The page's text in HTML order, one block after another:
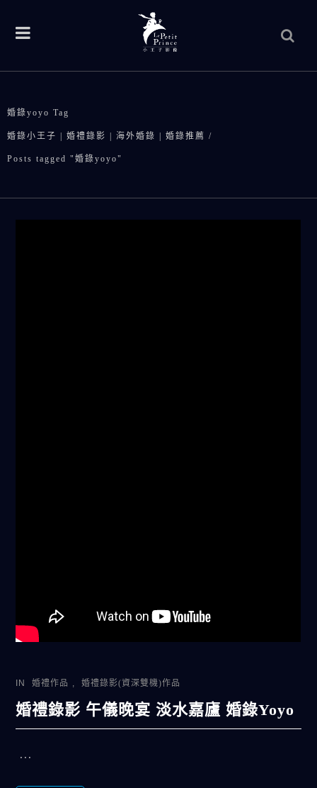
婚錄yoyo Tag
婚錄小王子 | 婚禮錄影 | 海外婚錄 | 婚錄推薦 /
Posts tagged "婚錄yoyo"
IN 婚禮作品 , 婚禮錄影(資深雙機)作品
婚禮錄影 午儀晚宴 淡水嘉廬 婚錄Yoyo
...